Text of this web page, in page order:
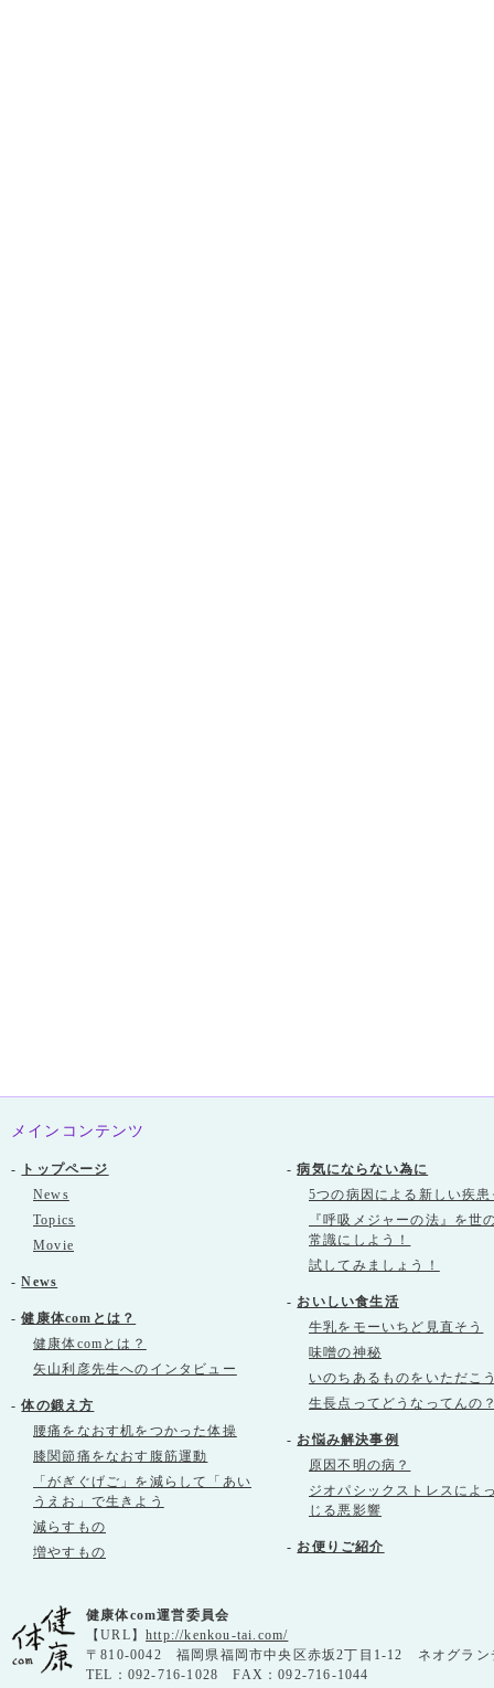
メインコンテンツ
-
トップページ
News
Topics
Movie
-News
-健康体comとは？
健康体comとは？
矢山利彦先生へのインタビュー
-体の鍛え方
腰痛をなおす机をつかった体操
膝関節痛をなおす腹筋運動
「がぎぐげご」を減らして「あい
うえお」で生きよう
減らすもの
増やすもの
-病気にならない為に
5つの病因による新しい疾
『呼吸メジャーの法』を世
常識にしよう！
試してみましょう！
- おいしい食生活
牛乳をモーいちど見直そう
味噌の神秘
いのちあるものをいただこ
生長点ってどうなってんの
- お悩み解決事例
原因不明の病？
ジオパシックストレスによ
じる悪影響
- お便りご紹介
健康体com運営委員会
【URL】 http://kenkou-tai.com/
〒810-0042 福岡県福岡市中央区赤坂2丁目1-12 ネオグラン
TEL：092-716-1028 FAX：092-716-1044